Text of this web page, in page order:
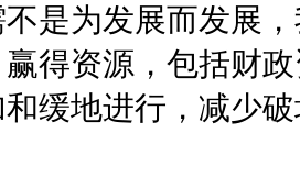
是为发展而发展
得资源，包括财
缓地进行，减少